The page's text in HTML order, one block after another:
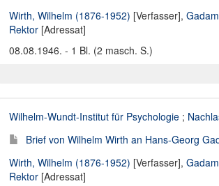
Wirth, Wilhelm (1876-1952) [Verfasser],
Rektor [Adressat]
08.08.1946. - 1 Bl. (2 masch. S.)
Wilhelm-Wundt-Institut für Psychologie ;
Brief von Wilhelm Wirth an Hans-Georg
Wirth, Wilhelm (1876-1952) [Verfasser],
Rektor [Adressat]